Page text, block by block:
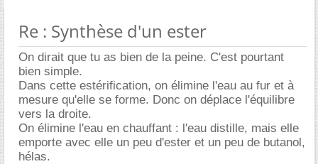
Re : Synthèse d'un ester
On dirait que tu as bien de la peine. C'est pourtant
bien simple.
Dans cette estérification, on élimine l'eau au fur et à
mesure qu'elle se forme. Donc on déplace l'équilibre
vers la droite.
On élimine l'eau en chauffant : l'eau distille, mais elle
emporte avec elle un peu d'ester et un peu de butanol,
hélas.